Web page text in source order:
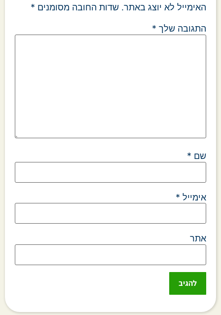
האימייל לא יוצג באתר. שדות החובה מסומנים *
התגובה שלך *
שם *
אימייל *
אתר